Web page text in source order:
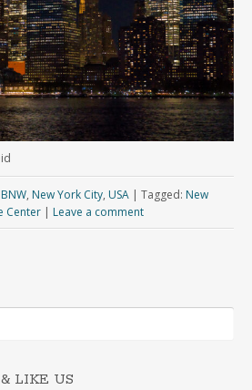
BNW, New York City, USA | Tagged: New
Center | Leave a comment